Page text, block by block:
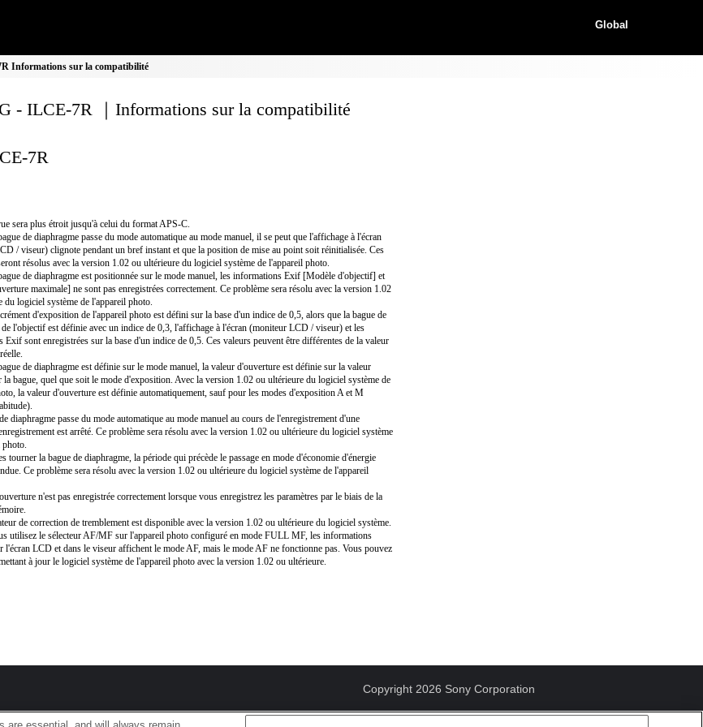
Global
Informations sur la compatibilité
- ILCE-7R ｜Informations sur la compatibilité
7R
sera plus étroit jusqu'à celui du format APS-C.
de diaphragme passe du mode automatique au mode manuel, il se peut que l'affichage à l'écran
/ viseur) clignote pendant un bref instant et que la position de mise au point soit réinitialisée. Ces
résolus avec la version 1.02 ou ultérieure du logiciel système de l'appareil photo.
de diaphragme est positionnée sur le mode manuel, les informations Exif [Modèle d'objectif] et
maximale] ne sont pas enregistrées correctement. Ce problème sera résolu avec la version 1.02
du logiciel système de l'appareil photo.
d'exposition de l'appareil photo est défini sur la base d'un indice de 0,5, alors que la bague de
l'objectif est définie avec un indice de 0,3, l'affichage à l'écran (moniteur LCD / viseur) et les
Exif sont enregistrées sur la base d'un indice de 0,5. Ces valeurs peuvent être différentes de la valeur
de diaphragme est définie sur le mode manuel, la valeur d'ouverture est définie sur la valeur
la bague, quel que soit le mode d'exposition. Avec la version 1.02 ou ultérieure du logiciel système de
la valeur d'ouverture est définie automatiquement, sauf pour les modes d'exposition A et M
diaphragme passe du mode automatique au mode manuel au cours de l'enregistrement d'une
est arrêté. Ce problème sera résolu avec la version 1.02 ou ultérieure du logiciel système
photo.
tourner la bague de diaphragme, la période qui précède le passage en mode d'économie d'énergie
Ce problème sera résolu avec la version 1.02 ou ultérieure du logiciel système de l'appareil
n'est pas enregistrée correctement lorsque vous enregistrez les paramètres par le biais de la
de correction de tremblement est disponible avec la version 1.02 ou ultérieure du logiciel système.
utilisez le sélecteur AF/MF sur l'appareil photo configuré en mode FULL MF, les informations
l'écran LCD et dans le viseur affichent le mode AF, mais le mode AF ne fonctionne pas. Vous pouvez
à jour le logiciel système de l'appareil photo avec la version 1.02 ou ultérieure.
Copyright 2026 Sony Corporation